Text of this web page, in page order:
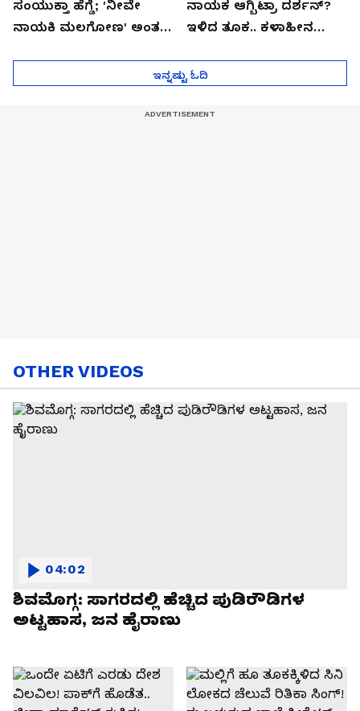
ಸಂಯುಕ್ತಾ ಹೆಗ್ಡೆ; 'ನೀವೇ
ನಾಯಕಿ ಮಲಗೋಣ' ಅಂತ
ನಾಯಕ ಆಗ್ಬಿಟ್ರಾ ದರ್ಶನ್?
ಇಳಿದ ತೂಕ.. ಕಳಾಹೀನ
ಇನ್ನಷ್ಟು ಓದಿ
OTHER VIDEOS
ಶಿವಮೊಗ್ಗ: ಸಾಗರದಲ್ಲಿ ಹೆಚ್ಚಿದ ಪುಡಿರೌಡಿಗಳ
ಅಟ್ಟಹಾಸ, ಜನ ಹೈರಾಣು
04:02